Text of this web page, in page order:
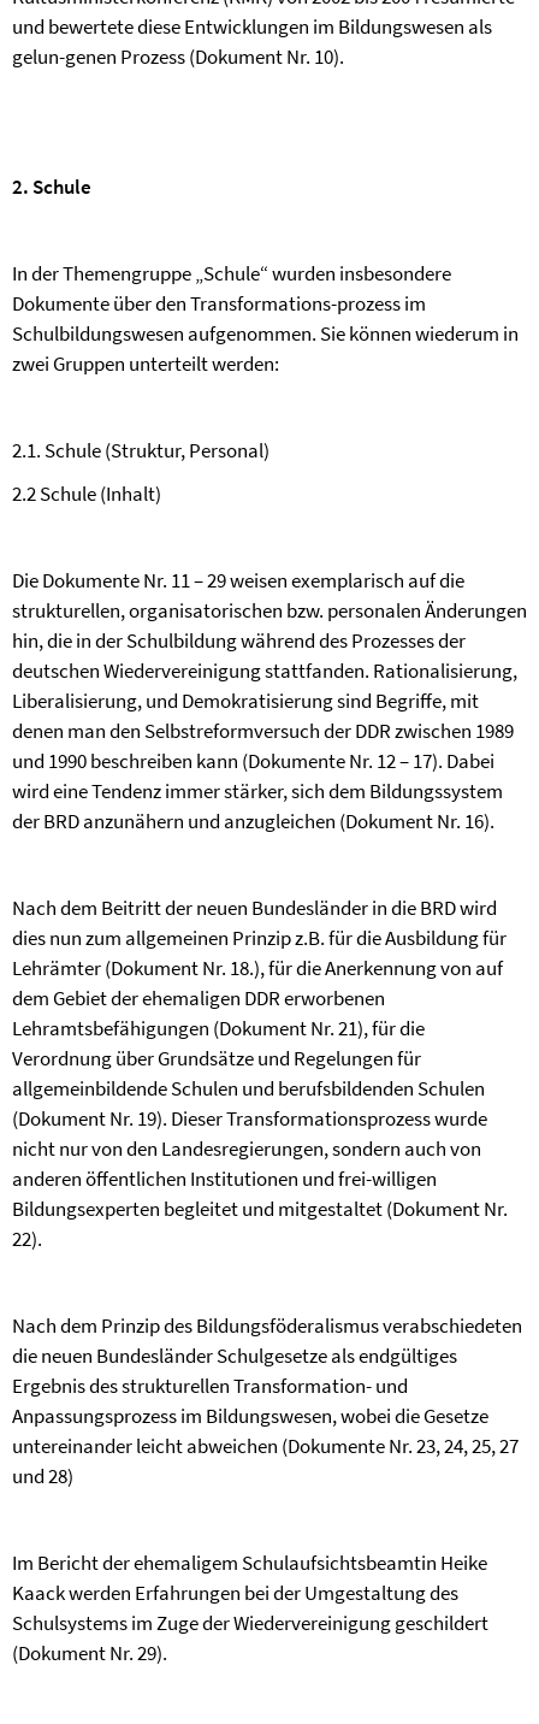
und bewertete diese Entwicklungen im Bildungswesen als
gelun-genen Prozess (Dokument Nr. 10).
2. Schule
In der Themengruppe „Schule“ wurden insbesondere
Dokumente über den Transformations-prozess im
Schulbildungswesen aufgenommen. Sie können wiederum in
zwei Gruppen unterteilt werden:
2.1. Schule (Struktur, Personal)
2.2 Schule (Inhalt)
Die Dokumente Nr. 11 –29 weisen exemplarisch auf die
strukturellen, organisatorischen bzw. personalen Änderungen
hin, die in der Schulbildung während des Prozesses der
deutschen Wiedervereinigung stattfanden. Rationalisierung,
Liberalisierung, und Demokratisierung sind Begriffe, mit
denen man den Selbstreformversuch der DDR zwischen 1989
und 1990 beschreiben kann (Dokumente Nr. 12–17). Dabei
wird eine Tendenz immer stärker, sich dem Bildungssystem
der BRD anzunähern und anzugleichen (Dokument Nr. 16).
Nach dem Beitritt der neuen Bundesländer in die BRD wird
dies nun zum allgemeinen Prinzip z.B. für die Ausbildung für
Lehrämter (Dokument Nr. 18.), für die Anerkennung von auf
dem Gebiet der ehemaligen DDR erworbenen
Lehramtsbefähigungen (Dokument Nr. 21), für die
Verordnung über Grundsätze und Regelungen für
allgemeinbildende Schulen und berufsbildenden Schulen
(Dokument Nr. 19). Dieser Transformationsprozess wurde
nicht nur von den Landesregierungen, sondern auch von
anderen öffentlichen Institutionen und frei-willigen
Bildungsexperten begleitet und mitgestaltet (Dokument Nr.
22).
Nach dem Prinzip des Bildungsföderalismus verabschiedeten
die neuen Bundesländer Schul­gesetze als endgültiges
Ergebnis des strukturellen Transformation- und
Anpassungsprozess im Bildungswesen, wobei die Gesetze
untereinander leicht abweichen (Dokumente Nr. 23, 24, 25, 27
und 28)
Im Bericht der ehemaligem Schulaufsichtsbeamtin Heike
Kaack werden Erfahrungen bei der Umgestaltung des
Schulsystems im Zuge der Wiedervereinigung geschildert
(Dokument Nr. 29).